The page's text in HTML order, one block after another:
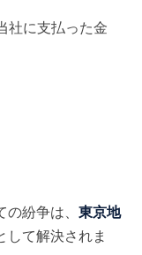
社に支払った金
紛争は、 東京地
して解決されま